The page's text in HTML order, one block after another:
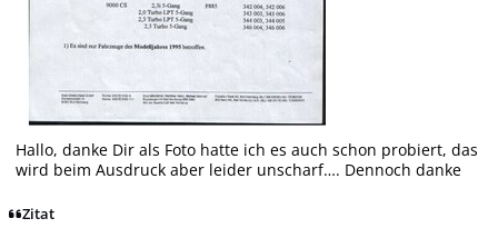
Hallo, danke Dir als Foto hatte ich es auch schon probiert, das
wird beim Ausdruck aber leider unscharf…. Dennoch danke
Zitat